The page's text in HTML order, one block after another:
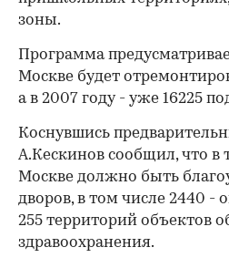
зоны.
Программа
Москве будет
а в 2007 году - уже 16225
Коснувшись
А.Кескинов сообщил, что в
Москве должно быть
дворов, в том числе 2440 -
255 территорий объектов
здравоохранения.